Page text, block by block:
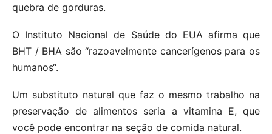
quebra de gorduras.
O Instituto Nacional de Saúde do EUA afirma que
BHT / BHA são “razoavelmente cancerígenos para os
humanos“.
Um substituto natural que faz o mesmo trabalho na
preservação de alimentos seria a vitamina E, que
você pode encontrar na seção de comida natural.